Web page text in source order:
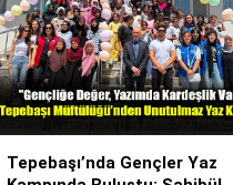
Tepebaşı’nda Gençler Yaz